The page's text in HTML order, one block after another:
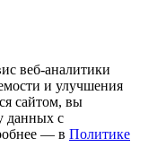
веб-аналитики
и улучшения
сайтом, вы
данных с
— в Политике